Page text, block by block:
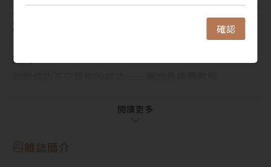
確認
犢故事 ‧ Monthly Special：試讀收錄
1. 人類學家引路，我們潛入隱形人的祕密集會，因而
理解了各個行業共通的辛酸甘苦──《街頭隱形人》
2. 天粘衰草──《太宰治請留步》
4. 葡萄牙文壇大家最經典作品首次中譯出版──《畫
5. 跟屍體過不去的樑上君子──《雅賊柏尼‧羅登拔
人人隻身上路，也總會路上再見──《游牧人生》原著
及電影
【今晚的主食是閱讀】犢董說：要先成為人，再成為新
聞人
閱讀帶你走向魔幻遠方，而旅人感官永遠新鮮，生活得
有滋有味──專訪四月店長江淑琳
犢焦點 ‧ Focus Story
閱讀更多
雜誌簡介